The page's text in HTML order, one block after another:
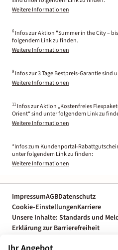
Weitere Informationen
6 Infos zur Aktion "Summer in the City –
folgendem Link zu finden.
Weitere Informationen
9 Infos zur 3 Tage Bestpreis-Garantie
Weitere Informationen
11 Infos zur Aktion „Kostenfreies
Orient“ sind unter folgendem Link zu
Weitere Informationen
*Infos zum Kundenportal-
unter folgendem Link zu finden:
Weitere Informationen
ImpressumAGBDatenschutz
Cookie-EinstellungenKarriere
Unsere Inhalte: Standards und
Erklärung zur Barrierefreiheit